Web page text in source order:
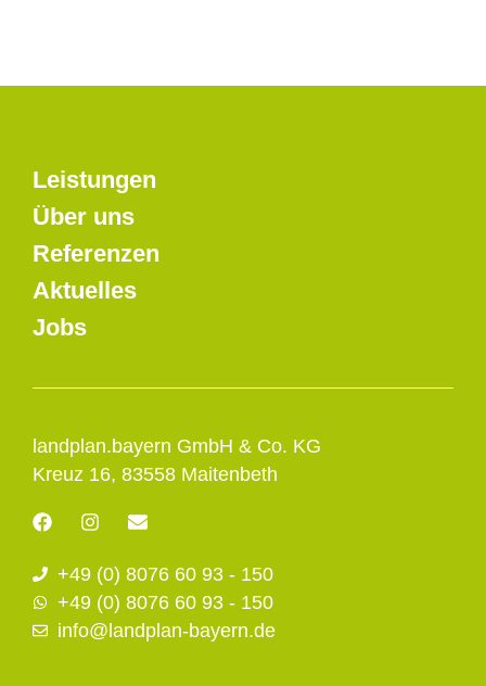
landplan.bayern GmbH & Co. KG
Kreuz 16, 83558 Maitenbeth
F
a
e
b
o
o
I
n
t
a
g
r
E
e
l
o
p
+49 (0) 8076 60 93 - 150
+49 (0) 8076 60 93 - 150
info@landplan-bayern.de
Leistungen
Über uns
Referenzen
Aktuelles
Jobs